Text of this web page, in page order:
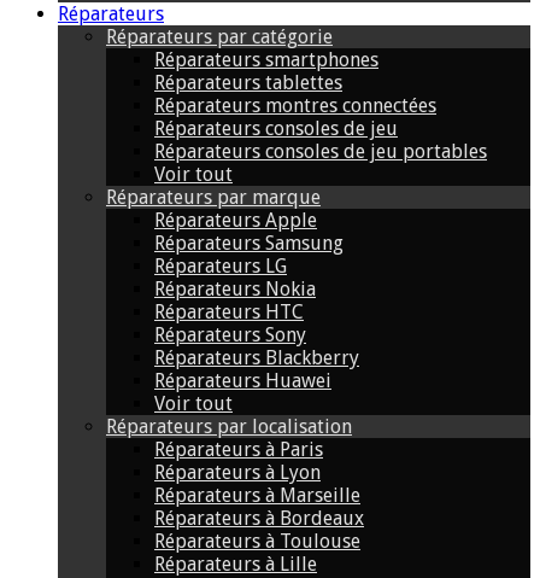
Réparateurs
Réparateurs par catégorie
Réparateurs smartphones
Réparateurs tablettes
Réparateurs montres connectées
Réparateurs consoles de jeu
Réparateurs consoles de jeu portables
Voir tout
Réparateurs par marque
Réparateurs Apple
Réparateurs Samsung
Réparateurs LG
Réparateurs Nokia
Réparateurs HTC
Réparateurs Sony
Réparateurs Blackberry
Réparateurs Huawei
Voir tout
Réparateurs par localisation
Réparateurs à Paris
Réparateurs à Lyon
Réparateurs à Marseille
Réparateurs à Bordeaux
Réparateurs à Toulouse
Réparateurs à Lille